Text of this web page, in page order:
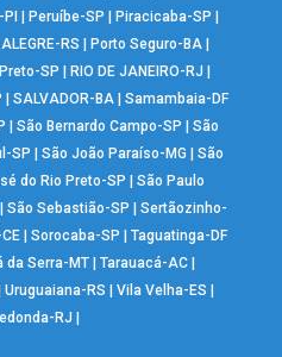
Peruíbe-SP Piracicaba-SP
RS Porto Seguro-BA
SP RIO DE JANEIRO-RJ
SALVADOR-BA| Samambaia-DF
|São Bernardo Campo-SP |São
SP |São João Paraíso-MG |São
do Rio Preto-SP |São Paulo
|São Sebastião-SP |Sertãozinho-
|Sorocaba-SP |Taguatinga-DF
da Serra-MT| Tarauacá-AC|
|Uruguaiana-RS |Vila Velha-ES
RJ